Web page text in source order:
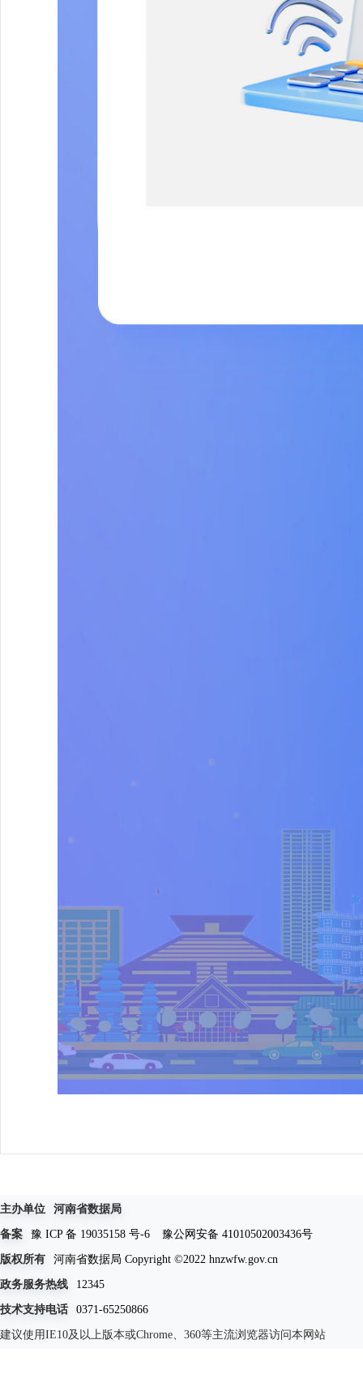
主办单位 河南省数据局
备案 豫 ICP 备 19035158 号-6 豫公网安备 41010502003436号
版权所有 河南省数据局 Copyright ©2022 hnzwfw.gov.cn
政务服务热线 12345
技术支持电话 0371-65250866
建议使用IE10及以上版本或Chrome、360等主流浏览器访问本网站